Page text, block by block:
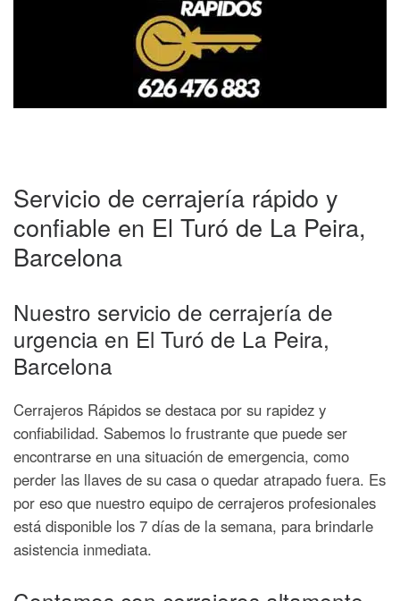
Servicio de cerrajería rápido y
confiable en El Turó de La Peira,
Barcelona
Nuestro servicio de cerrajería de
urgencia en El Turó de La Peira,
Barcelona
Cerrajeros Rápidos se destaca por su rapidez y
confiabilidad. Sabemos lo frustrante que puede ser
encontrarse en una situación de emergencia, como
perder las llaves de su casa o quedar atrapado fuera. Es
por eso que nuestro equipo de cerrajeros profesionales
está disponible los 7 días de la semana, para brindarle
asistencia inmediata.